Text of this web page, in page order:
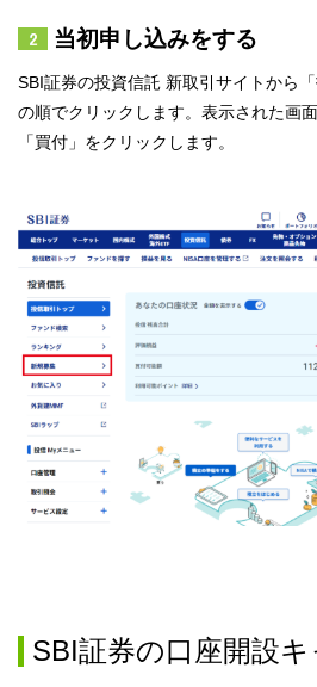
当初申し込みをする
SBI証券の投資信託 新取引サイトから
の順でクリックします。表示された画
「買付」をクリックします。
SBI証券の口座開設